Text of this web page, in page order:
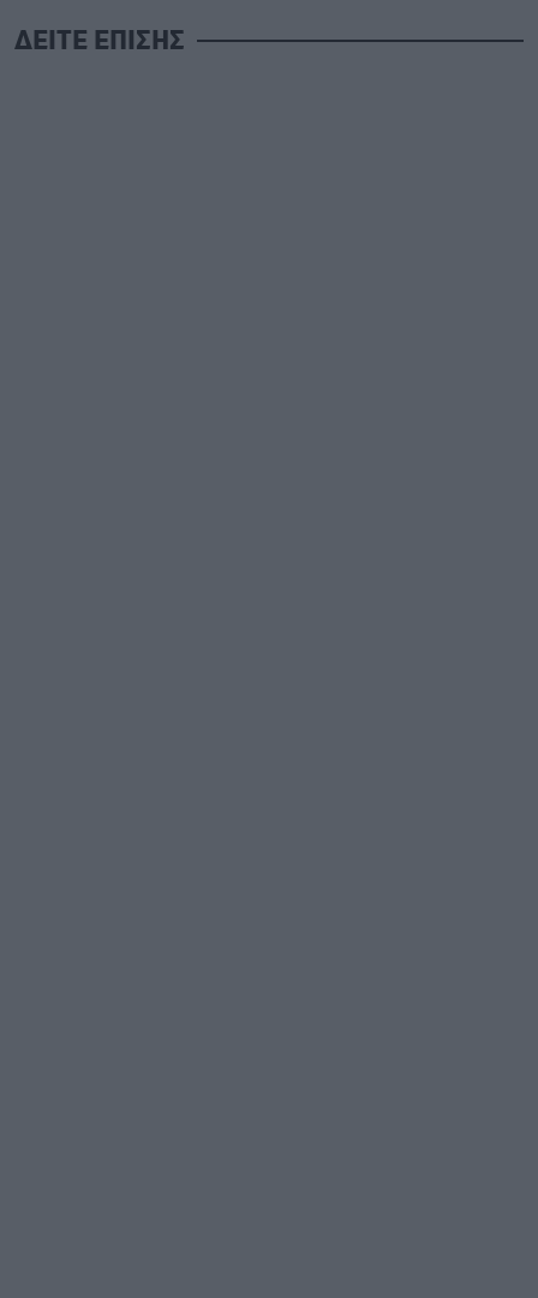
ΔΕΙΤΕ ΕΠΙΣΗΣ